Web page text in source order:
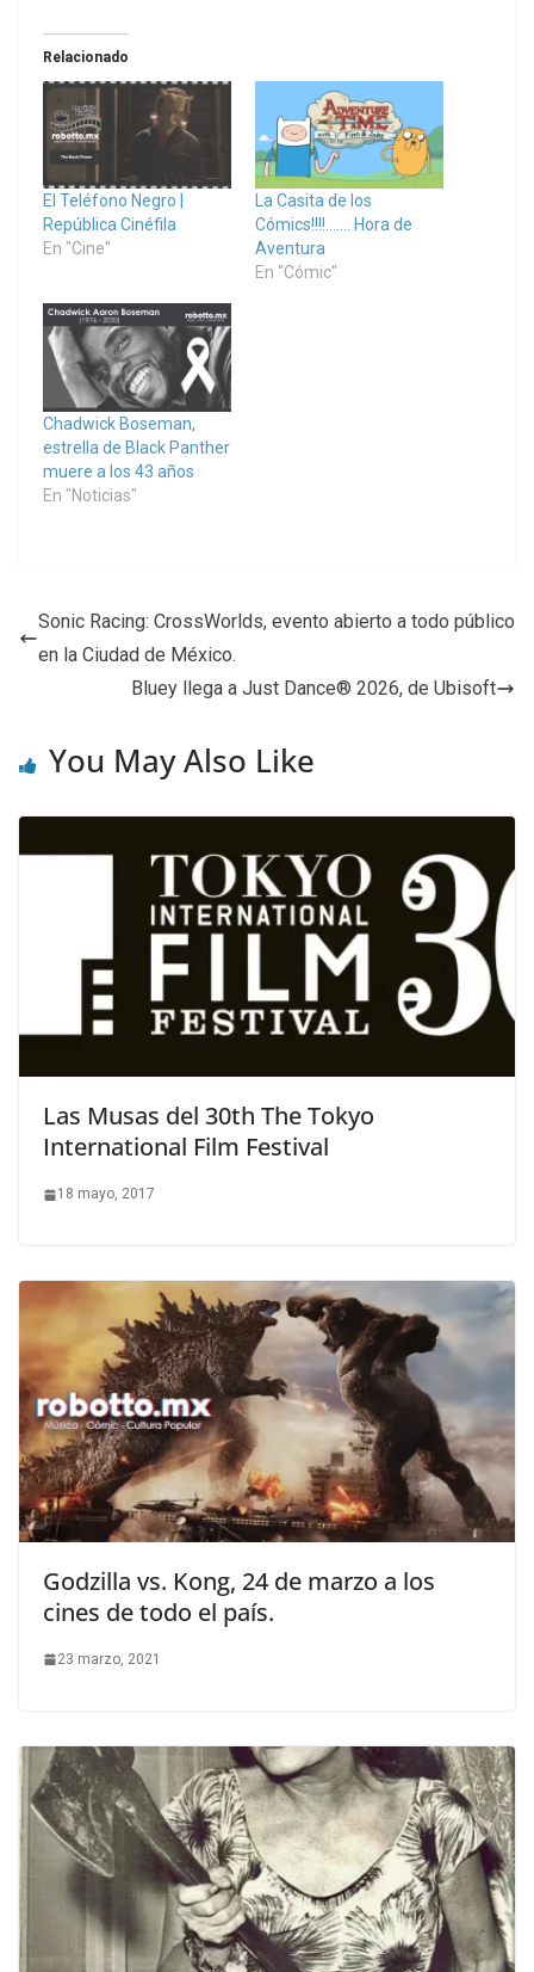
Relacionado
El Teléfono Negro |
República Cinéfila
En "Cine"
La Casita de los
Cómics!!!!……. Hora de
Aventura
En "Cómic"
Chadwick Boseman,
estrella de Black Panther
muere a los 43 años
En "Noticias"
Sonic Racing: CrossWorlds, evento abierto a todo público
en la Ciudad de México.
Bluey llega a Just Dance® 2026, de Ubisoft
You May Also Like
Las Musas del 30th The Tokyo
International Film Festival
18 mayo, 2017
Godzilla vs. Kong, 24 de marzo a los
cines de todo el país.
23 marzo, 2021